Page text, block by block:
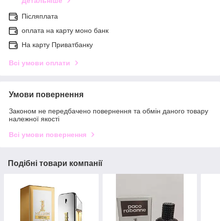
Післяплата
оплата на карту моно банк
На карту Приватбанку
Всі умови оплати
Умови повернення
Законом не передбачено повернення та обмін даного товару
належної якості
Всі умови повернення
Подібні товари компанії